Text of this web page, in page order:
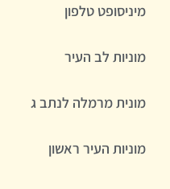
מיניסופט טלפון
מוניות לב העיר
מונית מרמלה לנתב ג
מוניות העיר ראשון